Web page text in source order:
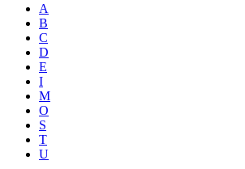
A
B
C
D
E
I
M
O
S
T
U